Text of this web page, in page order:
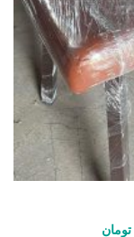
تومان